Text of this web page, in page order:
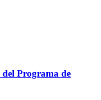
Programa de